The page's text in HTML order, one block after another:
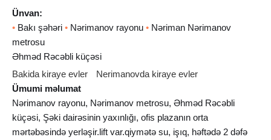
Ünvan:
• Bakı şəhəri • Nərimanov rayonu • Nəriman Nərimanov
metrosu
Əhməd Rəcəbli küçəsi
Bakida kiraye evler
Nerimanovda kiraye evler
Ümumi məlumat
Nərimanov rayonu, Nərimanov metrosu, Əhməd Rəcəbli
küçəsi, Şəki dairəsinin yaxınlığı, ofis plazanın orta
mərtəbəsində yerləşir.lift var.qiymətə su, işıq, həftədə 2 dəfə